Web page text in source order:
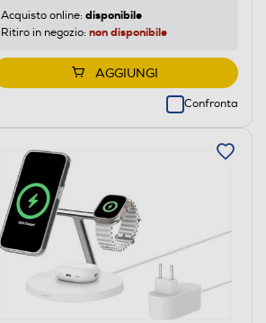
Acquisto online: disponibile
Ritiro in negozio: non disponibile
AGGIUNGI
Confronta